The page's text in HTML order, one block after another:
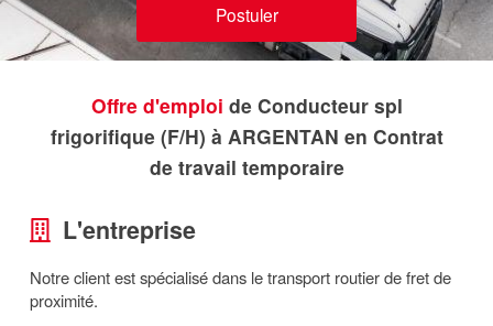
Postuler
Offre d'emploi de Conducteur spl
frigorifique (F/H) à ARGENTAN en Contrat
de travail temporaire
L'entreprise
Notre client est spécialisé dans le transport routier de fret de
proximité.